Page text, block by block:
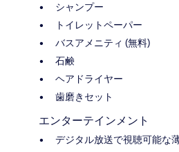
シャンプー
トイレットペーパー
バスアメニティ (無料)
石鹸
ヘアドライヤー
歯磨きセット
エンターテインメント
デジタル放送で視聴可能な